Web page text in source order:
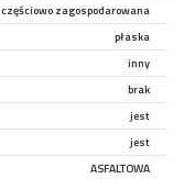
częściowo zagospodarowana
płaska
inny
brak
jest
jest
ASFALTOWA